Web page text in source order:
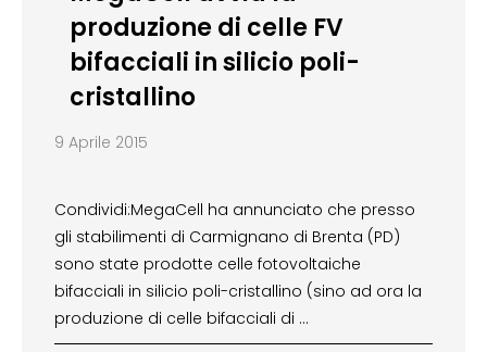
produzione di celle FV
bifacciali in silicio poli-
cristallino
9 Aprile 2015
Condividi:MegaCell ha annunciato che presso
gli stabilimenti di Carmignano di Brenta (PD)
sono state prodotte celle fotovoltaiche
bifacciali in silicio poli-cristallino (sino ad ora la
produzione di celle bifacciali di …